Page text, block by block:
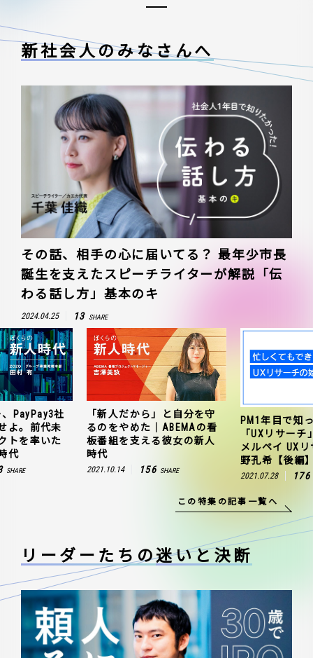
新社会人のみなさんへ
その話、相手の心に届いてる？ 最年少市長
誕生を支えたスピーチライターが解説「伝
わる話し方」基本のキ
2024.04.25 13 SHARE
PayPay3社
よ。前代未
トを率いた
代
SHARE
「新人だから」と自分を守
るのをやめた｜ABEMAの看
板番組を支える彼女の新人
時代
2021.10.14 156 SHARE
PM1年目で知
「UXリサー
メルペイ UX
野孔希【後編
2021.07.28 176
この特集の記事一覧へ
リーダーたちの迷いと決断